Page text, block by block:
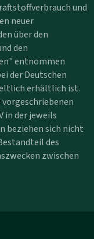
und
neuer
über den
den
entnommen
der Deutschen
erhältlich ist.
in der jeweils
beziehen sich nicht
des
zwischen